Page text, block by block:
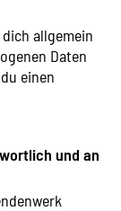
allgemein
Daten
einen
und an